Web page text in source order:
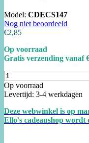
Model: CDECS147
Nog niet beoordeeld
€2,85
Op voorraad
Gratis verzending vanaf
Op voorraad
Levertijd: 3-4 werkdagen
Deze webwinkel is op
Ello's cadeaushop wordt